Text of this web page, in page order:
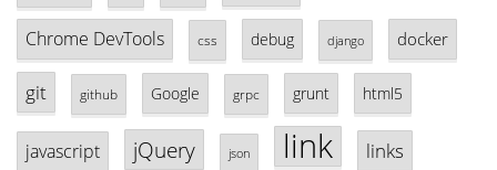
Chrome DevTools css debug django docker
git github Google grpc grunt html5
javascript jQuery json link links